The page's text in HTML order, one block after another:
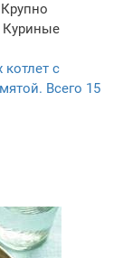
Крупно
Куриные
с
Всего 15